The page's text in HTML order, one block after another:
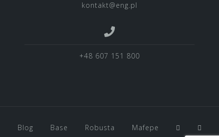
kontakt@eng.pl
+48 607 151 800
Blog Base Robusta Mafepe